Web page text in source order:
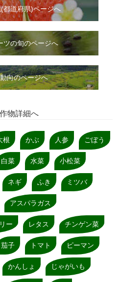
都道府県)ページへ
ツの旬のページへ
向のページへ
物詳細へ
根 かぶ 人参 ごぼう
白菜 水菜 小松菜
ネギ ふき ミツバ
アスパラガス
ー レタス チンゲン菜
茄子 トマト ピーマン
かんしょ じゃがいも